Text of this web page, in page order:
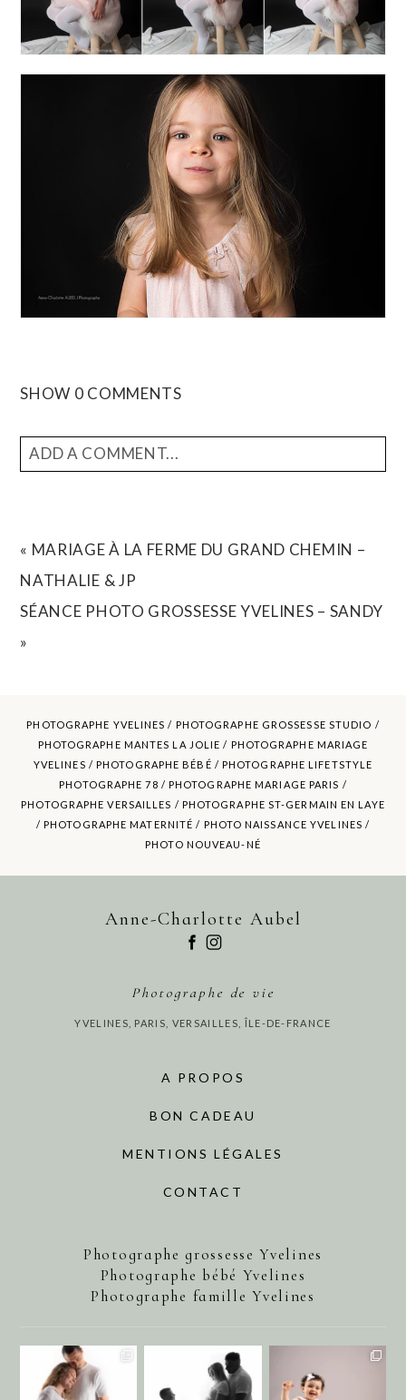
SHOW 0 COMMENTS
ADD A COMMENT...
POST COMMENT
« MARIAGE À LA FERME DU GRAND CHEMIN –
NATHALIE & JP
SÉANCE PHOTO GROSSESSE YVELINES – SANDY
»
PHOTOGRAPHE YVELINES / PHOTOGRAPHE GROSSESSE STUDIO /
PHOTOGRAPHE MANTES LA JOLIE / PHOTOGRAPHE MARIAGE
YVELINES / PHOTOGRAPHE BÉBÉ / PHOTOGRAPHE LIFETSTYLE
PHOTOGRAPHE 78 / PHOTOGRAPHE MARIAGE PARIS /
PHOTOGRAPHE VERSAILLES / PHOTOGRAPHE ST-GERMAIN EN LAYE
/ PHOTOGRAPHE MATERNITÉ / PHOTO NAISSANCE YVELINES /
PHOTO NOUVEAU-NÉ
Anne-Charlotte Aubel
Photographe de vie
YVELINES, PARIS, VERSAILLES, ÎLE-DE-FRANCE
A PROPOS
BON CADEAU
MENTIONS LÉGALES
CONTACT
Photographe grossesse Yvelines
Photographe bébé Yvelines
Photographe famille Yvelines
annecharlotteaubel
Août 1
annecharlotteaubel
Juil 29
annecharlotteaubel